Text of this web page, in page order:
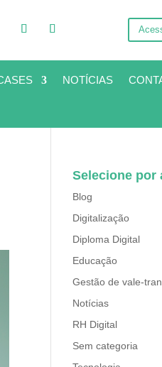
NOTÍCIAS
Selecione por
Blog
Digitalização
Diploma Digital
Educação
Gestão de vale-
Notícias
RH Digital
Sem categoria